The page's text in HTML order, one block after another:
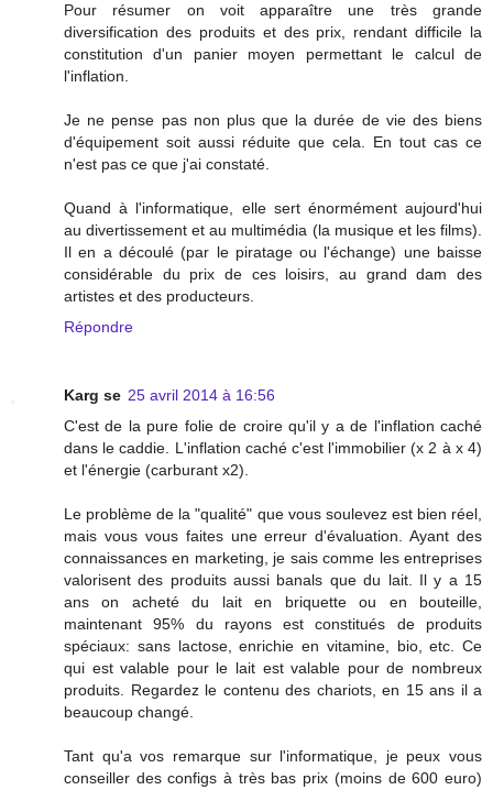
Pour résumer on voit apparaître une très grande
diversification des produits et des prix, rendant difficile la
constitution d'un panier moyen permettant le calcul de
l'inflation.
Je ne pense pas non plus que la durée de vie des biens
d'équipement soit aussi réduite que cela. En tout cas ce
n'est pas ce que j'ai constaté.
Quand à l'informatique, elle sert énormément aujourd'hui
au divertissement et au multimédia (la musique et les films).
Il en a découlé (par le piratage ou l'échange) une baisse
considérable du prix de ces loisirs, au grand dam des
artistes et des producteurs.
Répondre
Karg se 25 avril 2014 à 16:56
C'est de la pure folie de croire qu'il y a de l'inflation caché
dans le caddie. L'inflation caché c'est l'immobilier (x 2 à x 4)
et l'énergie (carburant x2).
Le problème de la "qualité" que vous soulevez est bien réel,
mais vous vous faites une erreur d'évaluation. Ayant des
connaissances en marketing, je sais comme les entreprises
valorisent des produits aussi banals que du lait. Il y a 15
ans on acheté du lait en briquette ou en bouteille,
maintenant 95% du rayons est constitués de produits
spéciaux: sans lactose, enrichie en vitamine, bio, etc. Ce
qui est valable pour le lait est valable pour de nombreux
produits. Regardez le contenu des chariots, en 15 ans il a
beaucoup changé.
Tant qu'a vos remarque sur l'informatique, je peux vous
conseiller des configs à très bas prix (moins de 600 euro)